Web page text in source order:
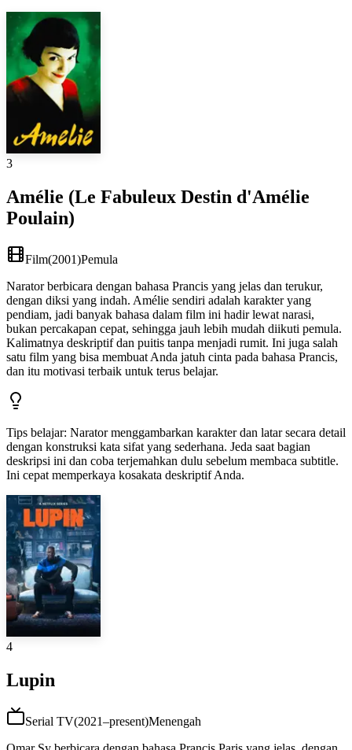
3
Amélie (Le Fabuleux Destin d'Amélie
Poulain)
Film(2001)Pemula
Narator berbicara dengan bahasa Prancis yang jelas dan terukur,
dengan diksi yang indah. Amélie sendiri adalah karakter yang
pendiam, jadi banyak bahasa dalam film ini hadir lewat narasi,
bukan percakapan cepat, sehingga jauh lebih mudah diikuti pemula.
Kalimatnya deskriptif dan puitis tanpa menjadi rumit. Ini juga salah
satu film yang bisa membuat Anda jatuh cinta pada bahasa Prancis,
dan itu motivasi terbaik untuk terus belajar.
Tips belajar: Narator menggambarkan karakter dan latar secara detail
dengan konstruksi kata sifat yang sederhana. Jeda saat bagian
deskripsi ini dan coba terjemahkan dulu sebelum membaca subtitle.
Ini cepat memperkaya kosakata deskriptif Anda.
4
Lupin
Serial TV(2021–present)Menengah